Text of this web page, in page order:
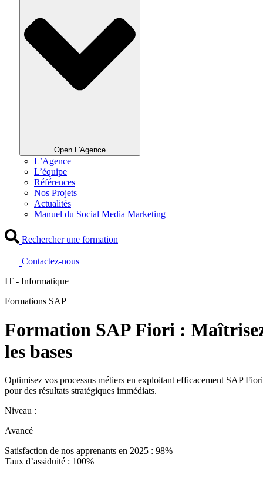
Open L'Agence
L’Agence
L’équipe
Références
Nos Projets
Actualités
Manuel du Social Media Marketing
Rechercher une formation
Contactez-nous
IT - Informatique
Formations SAP
Formation SAP Fiori :
les bases
Optimisez vos processus métiers en exploitant efficacement SAP Fiori
pour des résultats stratégiques immédiats.
Niveau :
Avancé
Satisfaction de nos apprenants en 2025 : 98%
Taux d’assiduité : 100%